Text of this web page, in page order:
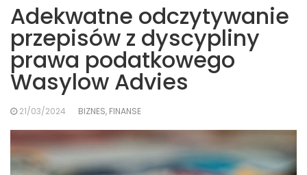
Adekwatne odczytywanie
przepisów z dyscypliny
prawa podatkowego
Wasylow Advies
21/03/2024 BIZNES, FINANSE